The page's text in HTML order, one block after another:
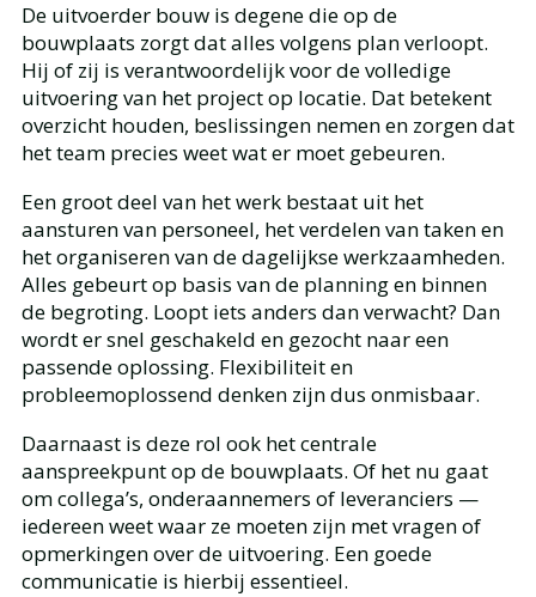
De uitvoerder bouw is degene die op de
bouwplaats zorgt dat alles volgens plan verloopt.
Hij of zij is verantwoordelijk voor de volledige
uitvoering van het project op locatie. Dat betekent
overzicht houden, beslissingen nemen en zorgen dat
het team precies weet wat er moet gebeuren.
Een groot deel van het werk bestaat uit het
aansturen van personeel, het verdelen van taken en
het organiseren van de dagelijkse werkzaamheden.
Alles gebeurt op basis van de planning en binnen
de begroting. Loopt iets anders dan verwacht? Dan
wordt er snel geschakeld en gezocht naar een
passende oplossing. Flexibiliteit en
probleemoplossend denken zijn dus onmisbaar.
Daarnaast is deze rol ook het centrale
aanspreekpunt op de bouwplaats. Of het nu gaat
om collega’s, onderaannemers of leveranciers —
iedereen weet waar ze moeten zijn met vragen of
opmerkingen over de uitvoering. Een goede
communicatie is hierbij essentieel.